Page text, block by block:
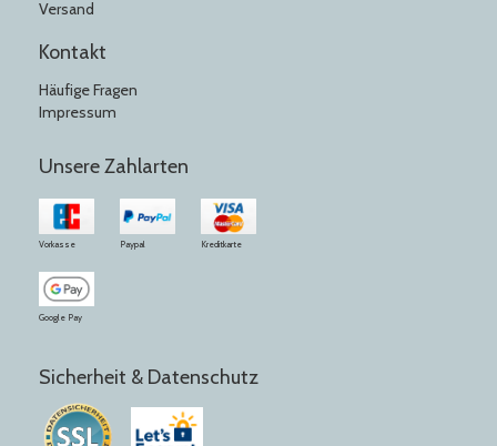
Versand
Kontakt
Häufige Fragen
Impressum
Unsere Zahlarten
Vorkasse Paypal Kreditkarte
Google Pay
Sicherheit & Datenschutz